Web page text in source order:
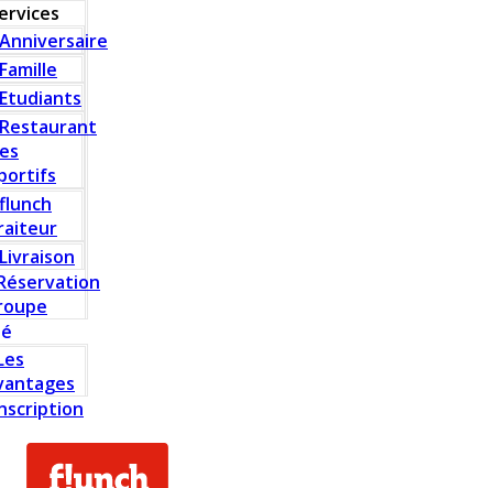
Anniversaire
Famille
Etudiants
Restaurant
flunch
Livraison